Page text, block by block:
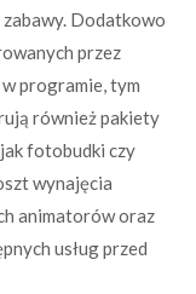
Dodatkowo
przez
programie, tym
również pakiety
fotobudki czy
wynajęcia
animatorów oraz
usług przed